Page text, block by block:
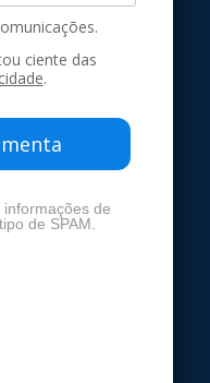
ciente das
.
de
de SPAM.